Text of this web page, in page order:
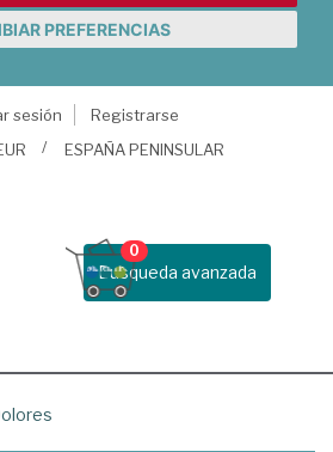
PREFERENCIAS
sesión
Registrarse
ESPAÑA PENINSULAR
Busqueda avanzada
0